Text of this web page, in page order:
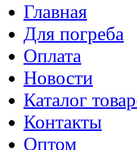
Главная
Для погреба
Оплата
Новости
Каталог
Контакты
Оптом